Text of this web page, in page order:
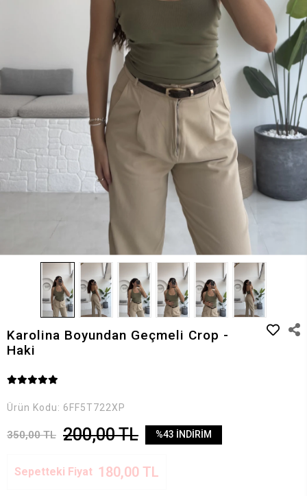
Karolina Boyundan Geçmeli Crop -
Haki
Ürün Kodu: 6FF5T722XP
350,00 TL 200,00 TL %43 İNDİRİM
Sepetteki Fiyat 180,00 TL